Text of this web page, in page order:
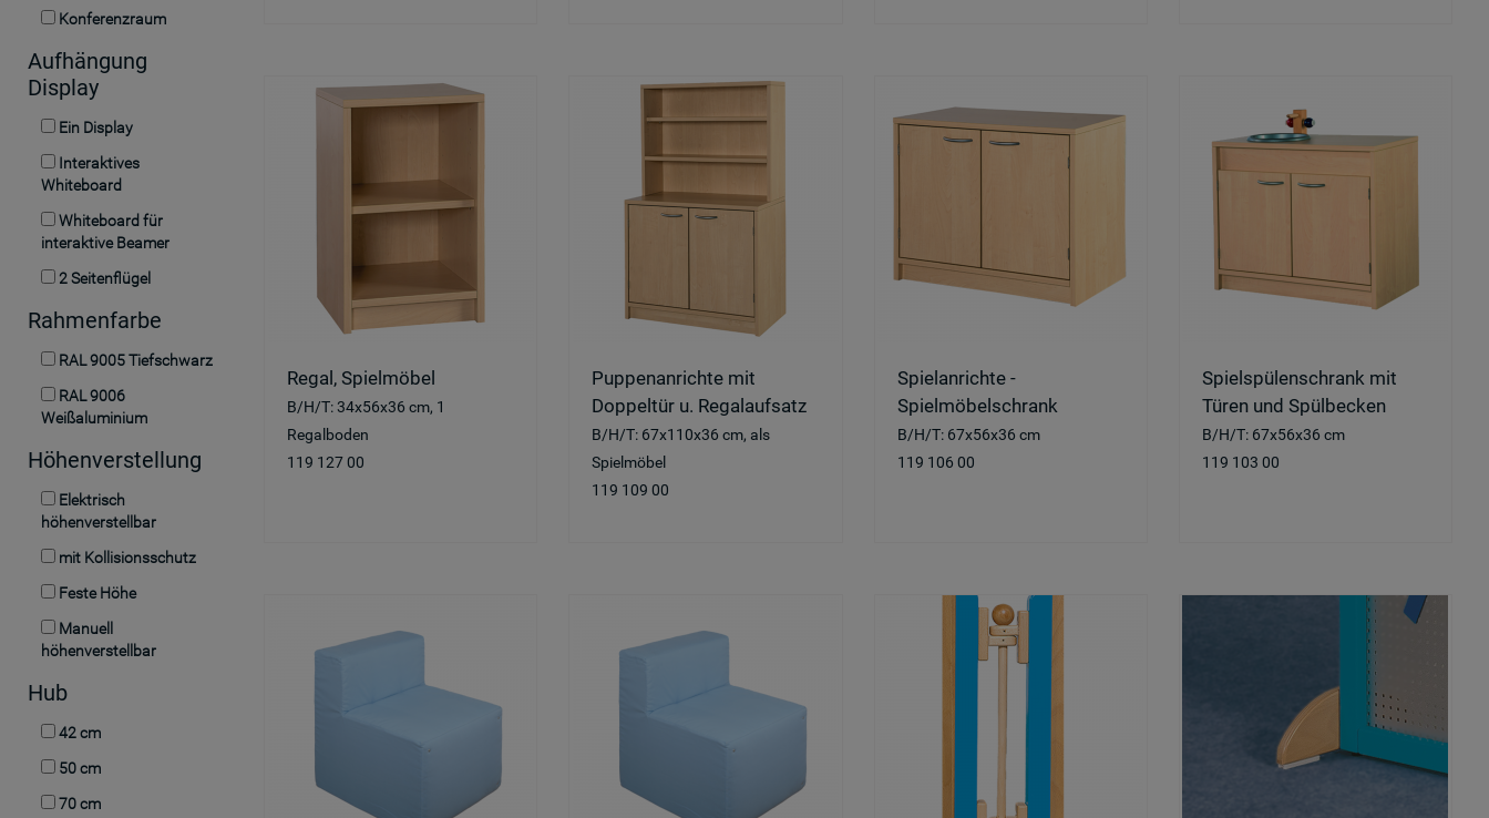
Konferenzraum
Aufhängung
Display
Ein Display
Interaktives
Whiteboard
Whiteboard für
interaktive Beamer
2 Seitenflügel
Rahmenfarbe
RAL 9005 Tiefschwarz
RAL 9006
Weißaluminium
Höhenverstellung
Elektrisch
höhenverstellbar
mit Kollisionsschutz
Feste Höhe
Manuell
höhenverstellbar
Hub
42 cm
50 cm
70 cm
Regal, Spielmöbel
B/H/T: 34x56x36 cm, 1
Regalboden
119 127 00
Puppenanrichte mit
Doppeltür u. Regalaufsatz
B/H/T: 67x110x36 cm, als
Spielmöbel
119 109 00
Spielanrichte -
Spielmöbelschrank
B/H/T: 67x56x36 cm
119 106 00
Spielspülenschrank mit
Türen und Spülbecken
B/H/T: 67x56x36 cm
119 103 00